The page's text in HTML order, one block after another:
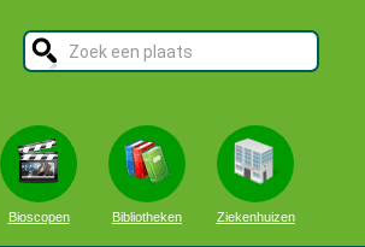
Bioscopen Bibliotheken Ziekenhuizen